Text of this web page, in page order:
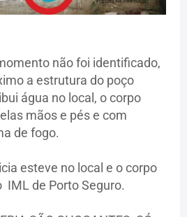
não foi identificado,
a estrutura do poço
água no local, o corpo
mãos e pés e com
de fogo.
esteve no local e o corpo
IML de Porto Seguro.